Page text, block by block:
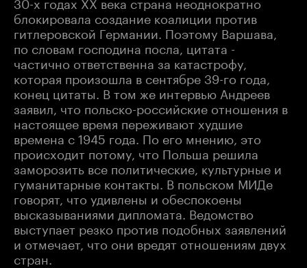
блокировала создание коалиции против
гитлеровской Германии. Поэтому Варшава,
по словам господина посла, цитата -
частично ответственна за катастрофу,
которая произошла в сентябре 39-го года,
конец цитаты. В том же интервью Андреев
заявил, что польско-российские отношения в
настоящее время переживают худшие
времена с 1945 года. По его мнению, это
происходит потому, что Польша решила
заморозить все политические, культурные и
гуманитарные контакты. В польском МИДе
говорят, что удивлены и обеспокоены
высказываниями дипломата. Ведомство
выступает резко против подобных заявлений
и отмечает, что они вредят отношениям двух
стран.